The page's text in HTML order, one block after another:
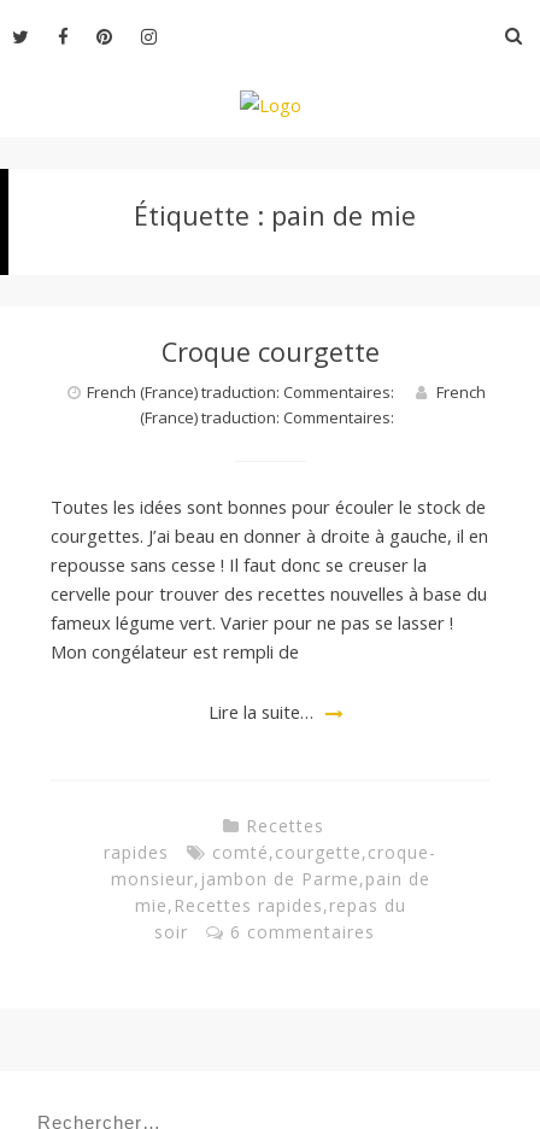
au
Étiquette : pain de mie
Croque courgette
French (France) traduction: Commentaires:
French
(France) traduction: Commentaires:
Toutes les idées sont bonnes pour écouler le stock de
courgettes. J’ai beau en donner à droite à gauche, il en
repousse sans cesse ! Il faut donc se creuser la
cervelle pour trouver des recettes nouvelles à base du
fameux légume vert. Varier pour ne pas se lasser !
Mon congélateur est rempli de
Lire la suite…
Recettes
rapides
comté,courgette,croque-
monsieur, jambon de Parme,pain de
mie, Recettes rapides,repas du
soir
6 commentaires
Rechercher :